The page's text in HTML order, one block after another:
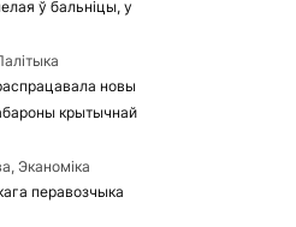
ў бальніцы, у
новы
крытычнай
Эканоміка
перавозчыка